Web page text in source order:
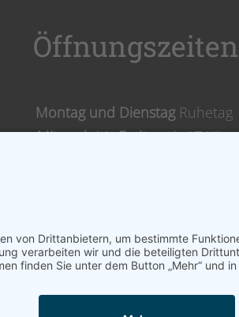
Öffnungszeiten
Montag und DienstagRuhetag
MitwochbisFreitagab 17 Uhr